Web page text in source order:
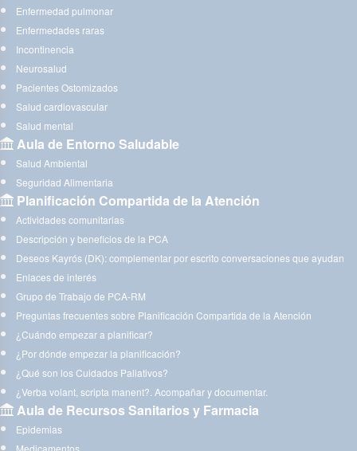
Enfermedad pulmonar
Enfermedades raras
Incontinencia
Neurosalud
Pacientes Ostomizados
Salud cardiovascular
Salud mental
Aula de Entorno Saludable
Salud Ambiental
Seguridad Alimentaria
Planificación Compartida de la Atención
Actividades comunitarias
Descripción y beneficios de la PCA
Deseos Kayrós (DK): complementar por escrito conversaciones que ayudan
Enlaces de interés
Grupo de Trabajo de PCA-RM
Preguntas frecuentes sobre Planificación Compartida de la Atención
¿Cuándo empezar a planificar?
¿Por dónde empezar la planificación?
¿Qué son los Cuidados Paliativos?
¿Verba volant, scripta manent?. Acompañar y documentar.
Aula de Recursos Sanitarios y Farmacia
Epidemias